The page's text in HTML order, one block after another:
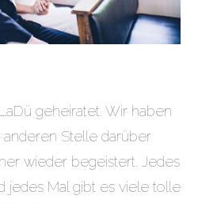
geheiratet. Wir haben
Stelle darüber
wieder begeistert. Jedes
jedes Mal gibt es viele tolle